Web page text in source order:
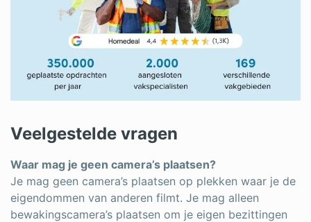
Veelgestelde vragen
Waar mag je geen camera’s plaatsen?
Je mag geen camera’s plaatsen op plekken waar je de
eigendommen van anderen filmt. Je mag alleen
bewakingscamera’s plaatsen om je eigen bezittingen